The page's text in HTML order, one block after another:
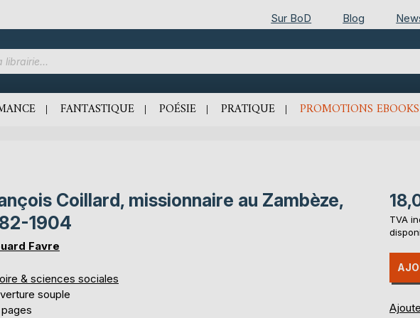
Sur BoD Blog
FANTASTIQUE POÉSIE PRATIQUE PROMOTIONS EBOOKS
Coillard, missionnaire au Zambèze,
1904
Favre
& sciences sociales
souple
TVA